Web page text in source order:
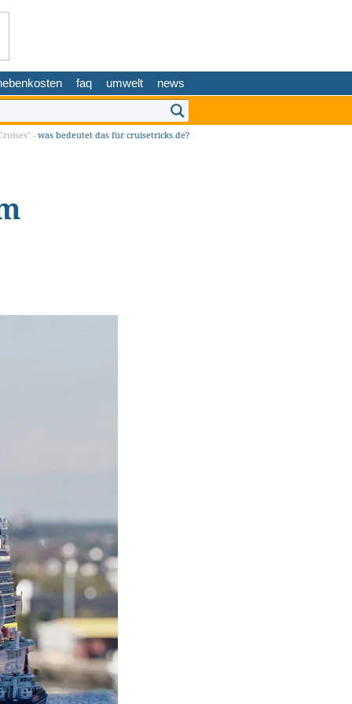
faq umwelt news
- was bedeutet das für cruisetricks.de?